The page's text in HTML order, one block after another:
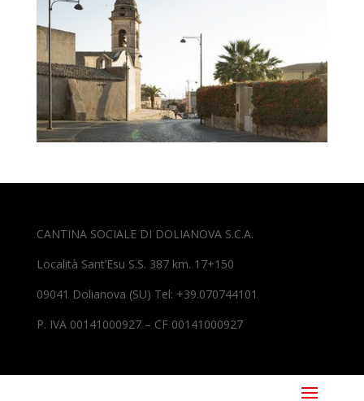
CANTINA SOCIALE DI DOLIANOVA S.C.A.
Località Sant’Esu S.S. 387 km. 17+150
09041 Dolianova (SU) Tel: +39.070744101
P. IVA 00141000927 – CF 00141000927